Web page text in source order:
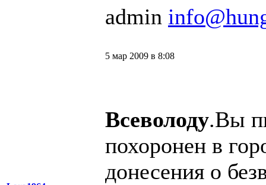
admin
5 мар 2009 в 8:08
Всеволоду.Вы
похоронен в
донесения о